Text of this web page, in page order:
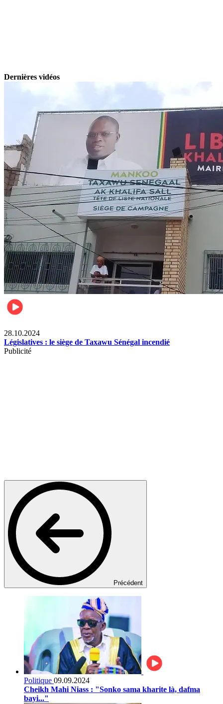
Dernières vidéos
28.10.2024
Législatives : le siège de Taxawu Sénégal incendié
Publicité
Précédent
Politique 09.09.2024
Cheikh Mahi Niass : "Sonko sama kharite là, dafma
bayi..."